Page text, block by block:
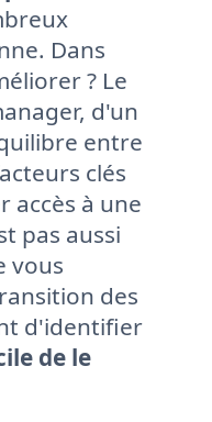
Dans
? Le
d'un
entre
clés
accès à une
pas aussi
vous
des
d'identifier
de le